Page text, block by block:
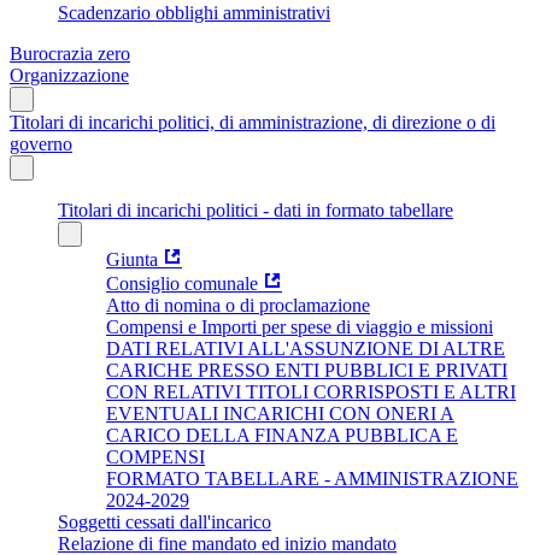
Scadenzario obblighi amministrativi
Burocrazia zero
Organizzazione
Titolari di incarichi politici, di amministrazione, di direzione o di
governo
Titolari di incarichi politici - dati in formato tabellare
Giunta
Consiglio comunale
Atto di nomina o di proclamazione
Compensi e Importi per spese di viaggio e missioni
DATI RELATIVI ALL'ASSUNZIONE DI ALTRE
CARICHE PRESSO ENTI PUBBLICI E PRIVATI
CON RELATIVI TITOLI CORRISPOSTI E ALTRI
EVENTUALI INCARICHI CON ONERI A
CARICO DELLA FINANZA PUBBLICA E
COMPENSI
FORMATO TABELLARE - AMMINISTRAZIONE
2024-2029
Soggetti cessati dall'incarico
Relazione di fine mandato ed inizio mandato